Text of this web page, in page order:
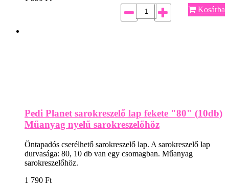
Kosárba
Pedi Planet sarokreszelő lap fekete "80" (10db)
Műanyag nyelű sarokreszelőhöz
Öntapadós cserélhető sarokreszelő lap. A sarokreszelő lap
durvasága: 80, 10 db van egy csomagban. Műanyag
sarokreszelőhöz.
1 790 Ft